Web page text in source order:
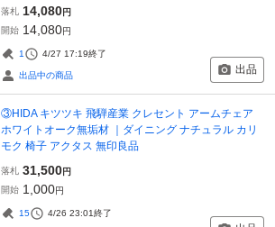
落札 14,080円
開始 14,080円
1 4/27 17:19終了
出品中の商品 出品
③HIDA キツツキ 飛騨産業 クレセント アームチェア
ホワイトオーク無垢材 ｜ダイニング ナチュラル カリ
モク 椅子 アクタス 無印良品
落札 31,500円
開始 1,000円
15 4/26 23:01終了